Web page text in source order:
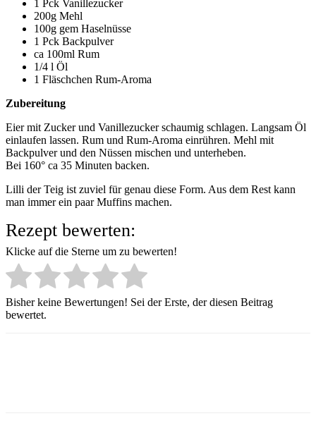
1 Pck Vanillezucker
200g Mehl
100g gem Haselnüsse
1 Pck Backpulver
ca 100ml Rum
1/4 l Öl
1 Fläschchen Rum-Aroma
Zubereitung
Eier mit Zucker und Vanillezucker schaumig schlagen. Langsam Öl
einlaufen lassen. Rum und Rum-Aroma einrühren. Mehl mit
Backpulver und den Nüssen mischen und unterheben.
Bei 160° ca 35 Minuten backen.
Lilli der Teig ist zuviel für genau diese Form. Aus dem Rest kann
man immer ein paar Muffins machen.
Rezept bewerten:
Klicke auf die Sterne um zu bewerten!
Bisher keine Bewertungen! Sei der Erste, der diesen Beitrag
bewertet.